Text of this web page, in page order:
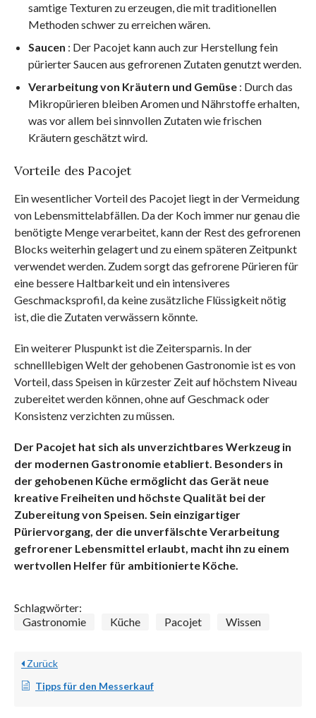
samtige Texturen zu erzeugen, die mit traditionellen
Methoden schwer zu erreichen wären.
Saucen : Der Pacojet kann auch zur Herstellung fein
pürierter Saucen aus gefrorenen Zutaten genutzt werden.
Verarbeitung von Kräutern und Gemüse : Durch das
Mikropürieren bleiben Aromen und Nährstoffe erhalten,
was vor allem bei sinnvollen Zutaten wie frischen
Kräutern geschätzt wird.
Vorteile des Pacojet
Ein wesentlicher Vorteil des Pacojet liegt in der Vermeidung
von Lebensmittelabfällen. Da der Koch immer nur genau die
benötigte Menge verarbeitet, kann der Rest des gefrorenen
Blocks weiterhin gelagert und zu einem späteren Zeitpunkt
verwendet werden. Zudem sorgt das gefrorene Pürieren für
eine bessere Haltbarkeit und ein intensiveres
Geschmacksprofil, da keine zusätzliche Flüssigkeit nötig
ist, die die Zutaten verwässern könnte.
Ein weiterer Pluspunkt ist die Zeitersparnis. In der
schnelllebigen Welt der gehobenen Gastronomie ist es von
Vorteil, dass Speisen in kürzester Zeit auf höchstem Niveau
zubereitet werden können, ohne auf Geschmack oder
Konsistenz verzichten zu müssen.
Der Pacojet hat sich als unverzichtbares Werkzeug in
der modernen Gastronomie etabliert. Besonders in
der gehobenen Küche ermöglicht das Gerät neue
kreative Freiheiten und höchste Qualität bei der
Zubereitung von Speisen. Sein einzigartiger
Püriervorgang, der die unverfälschte Verarbeitung
gefrorener Lebensmittel erlaubt, macht ihn zu einem
wertvollen Helfer für ambitionierte Köche.
Schlagwörter:
Gastronomie
Küche Pacojet Wissen
Zurück
Tipps für den Messerkauf